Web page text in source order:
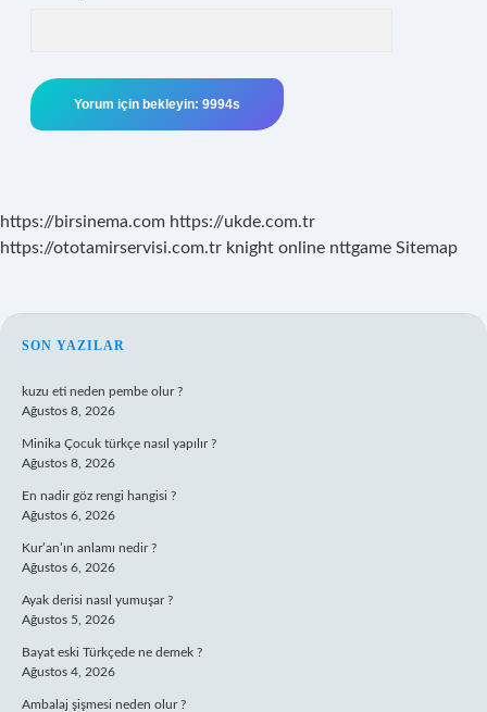
https://birsinema.com https://ukde.com.tr
https://ototamirservisi.com.tr knight online nttgame Sitemap
SIDEBAR
SON YAZILAR
kuzu eti neden pembe olur ?
Ağustos 8, 2026
Minika Çocuk türkçe nasıl yapılır ?
Ağustos 8, 2026
En nadir göz rengi hangisi ?
Ağustos 6, 2026
Kur’an’ın anlamı nedir ?
Ağustos 6, 2026
Ayak derisi nasıl yumuşar ?
Ağustos 5, 2026
Bayat eski Türkçede ne demek ?
Ağustos 4, 2026
Ambalaj şişmesi neden olur ?